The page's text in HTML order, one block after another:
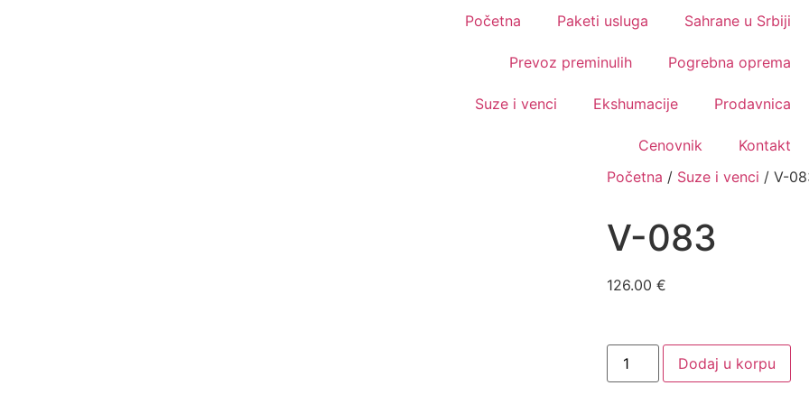
Početna Paketi usluga Sahrane u Srbiji
Prevoz preminulih Pogrebna oprema
Suze i venci Ekshumacije Prodavnica
Cenovnik
Kontakt
Početna / Suze i venci / V-
V-083
126.00 €
Dodaj u korpu